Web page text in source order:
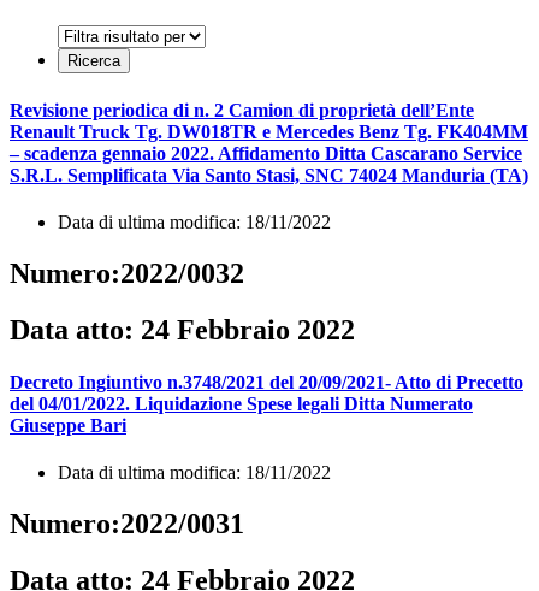
Revisione periodica di n. 2 Camion di proprietà dell’Ente
Renault Truck Tg. DW018TR e Mercedes Benz Tg. FK404MM
– scadenza gennaio 2022. Affidamento Ditta Cascarano Service
S.R.L. Semplificata Via Santo Stasi, SNC 74024 Manduria (TA)
Data di ultima modifica: 18/11/2022
Numero:2022/0032
Data atto: 24 Febbraio 2022
Decreto Ingiuntivo n.3748/2021 del 20/09/2021- Atto di Precetto
del 04/01/2022. Liquidazione Spese legali Ditta Numerato
Giuseppe Bari
Data di ultima modifica: 18/11/2022
Numero:2022/0031
Data atto: 24 Febbraio 2022